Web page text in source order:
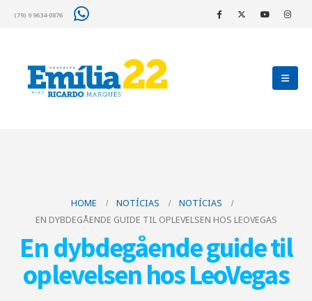
(79) 9 9634-0876
HOME NOTÍCIAS
NOTÍCIAS
EN DYBDEGÅENDE GUIDE TIL OPLEVELSEN HOS LEOVEGAS
En dybdegående guide til
oplevelsen hos LeoVegas